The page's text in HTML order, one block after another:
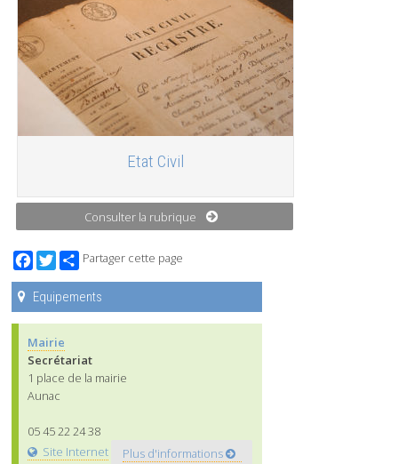
Etat Civil
Consulter la rubrique
Facebook
TwitterPartager cette page
Equipements
Mairie
Secrétariat
1 place de la mairie
Aunac
05 45 22 24 38
Site Internet
Plus d'informations